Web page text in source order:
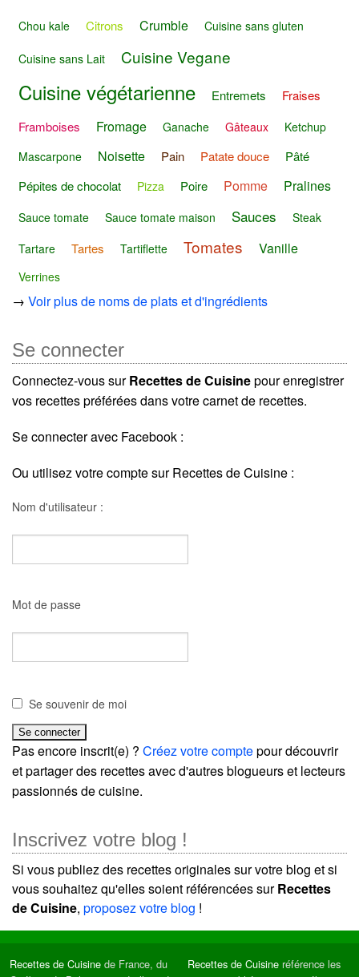
Chou kale Citrons Crumble Cuisine sans gluten
Cuisine sans Lait Cuisine Vegane
Cuisine végétarienne Entremets
Fraises
Framboises
Fromage Ganache Gâteaux
Ketchup
Mascarpone
Noisette Pain Patate douce
Pâté
Pépites de chocolat
Pizza Poire Pomme Pralines
Sauce tomate Sauce tomate maison Sauces
Steak
Tartare
Tartes Tartiflette Tomates Vanille
Verrines
→ Voir plus de noms de plats et d'ingrédients
Se connecter
Connectez-vous surRecettes de Cuisinepour enregistrer
vos recettes préférées dans votre carnet de recettes.
Se connecter avec Facebook :
Ou utilisez votre compte sur Recettes de Cuisine :
Nom d'utilisateur :
Mot de passe
Se souvenir de moi
Pas encore inscrit(e) ? Créez votre comptepour découvrir
et partager des recettes avec d'autres blogueurs et lecteurs
passionnés de cuisine.
Inscrivez votre blog !
Si vous publiez des recettes originales sur votre blog et si
vous souhaitez qu'elles soient référencées surRecettes
de Cuisine, proposez votre blog !
Recettes de Cuisine de France, du
Recettes de Cuisine référence les